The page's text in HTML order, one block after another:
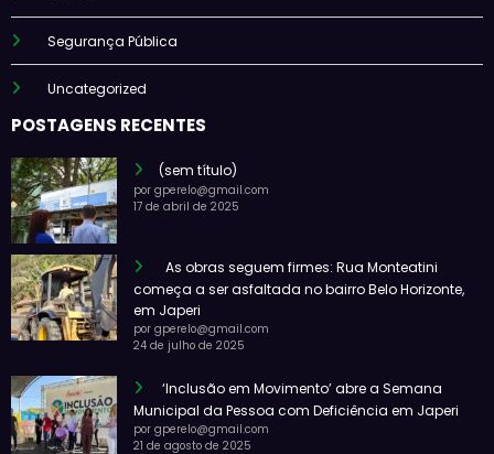
Segurança Pública
Uncategorized
POSTAGENS RECENTES
(sem título)
por gperelo@gmail.com
17 de abril de 2025
As obras seguem firmes: Rua Monteatini
começa a ser asfaltada no bairro Belo Horizonte,
em Japeri
por gperelo@gmail.com
24 de julho de 2025
‘Inclusão em Movimento’ abre a Semana
Municipal da Pessoa com Deficiência em Japeri
por gperelo@gmail.com
21 de agosto de 2025